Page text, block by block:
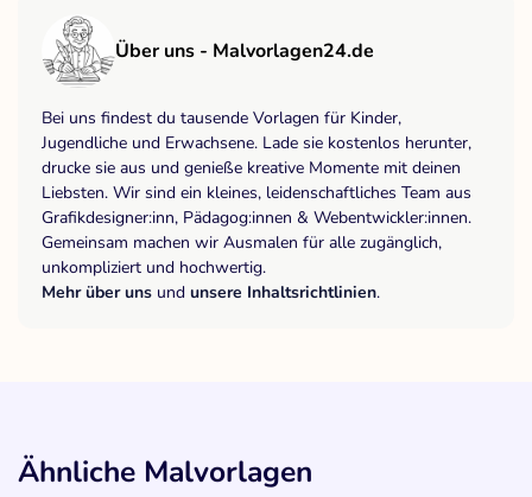
Über uns - Malvorlagen24.de
Bei uns findest du tausende Vorlagen für Kinder,
Jugendliche und Erwachsene. Lade sie kostenlos herunter,
drucke sie aus und genieße kreative Momente mit deinen
Liebsten. Wir sind ein kleines, leidenschaftliches Team aus
Grafikdesigner:inn, Pädagog:innen & Webentwickler:innen.
Gemeinsam machen wir Ausmalen für alle zugänglich,
unkompliziert und hochwertig.
Mehr über uns und unsere Inhaltsrichtlinien.
Ähnliche Malvorlagen